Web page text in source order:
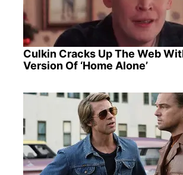
Culkin Cracks Up The Web
Version Of ‘Home Alone’